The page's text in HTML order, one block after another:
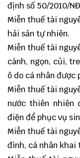
định số 50/2010/
Miễn thuế tài
hải sản tự nhiên.
Miễn thuế tài
cành, ngọn, củi,
ô do cá nhân
Miễn thuế tài
nước thiên nhiên
điện để phục vụ
Miễn thuế tài
đình, cá nhân khai